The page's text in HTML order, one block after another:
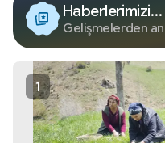
Haberlerimizi
Google'da
Edin
Gelişmelerden
1